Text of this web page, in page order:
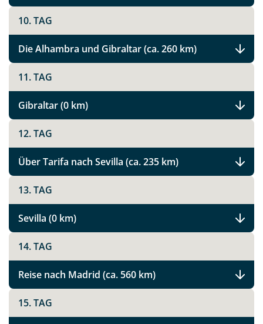
Teile diese Reise
10. TAG
Die Alhambra und Gibraltar (ca. 260 km)
11. TAG
Gibraltar (0 km)
12. TAG
Über Tarifa nach Sevilla (ca. 235 km)
13. TAG
Sevilla (0 km)
14. TAG
Reise nach Madrid (ca. 560 km)
15. TAG